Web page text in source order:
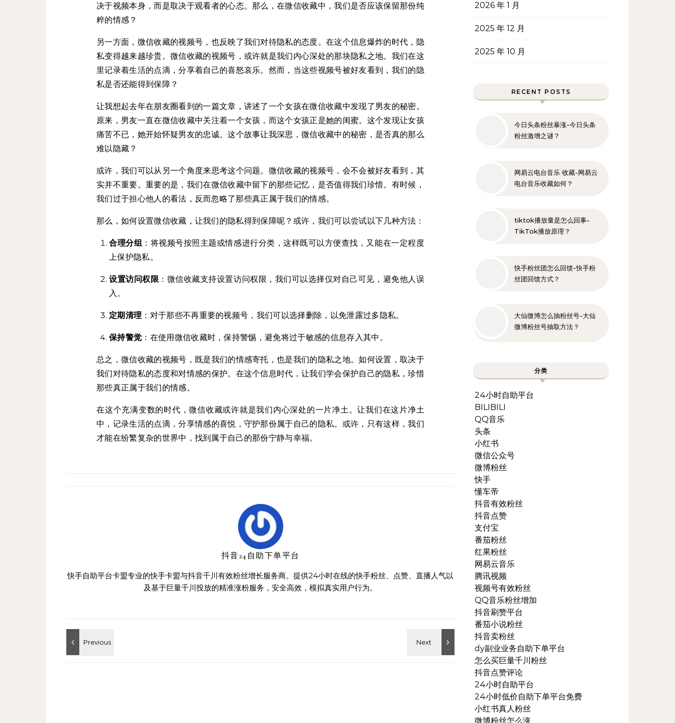
决于视频本身，而是取决于观看者的心态。那么，在微信收藏中，我们是否应该保留那份纯
粹的情感？
另一方面，微信收藏的视频号，也反映了我们对待隐私的态度。在这个信息爆炸的时代，隐
私变得越来越珍贵。微信收藏的视频号，或许就是我们内心深处的那块隐私之地。我们在这
里记录着生活的点滴，分享着自己的喜怒哀乐。然而，当这些视频号被好友看到，我们的隐
私是否还能得到保障？
让我想起去年在朋友圈看到的一篇文章，讲述了一个女孩在微信收藏中发现了男友的秘密。
原来，男友一直在微信收藏中关注着一个女孩，而这个女孩正是她的闺蜜。这个发现让女孩
痛苦不已，她开始怀疑男友的忠诚。这个故事让我深思，微信收藏中的秘密，是否真的那么
难以隐藏？
或许，我们可以从另一个角度来思考这个问题。微信收藏的视频号，会不会被好友看到，其
实并不重要。重要的是，我们在微信收藏中留下的那些记忆，是否值得我们珍惜。有时候，
我们过于担心他人的看法，反而忽略了那些真正属于我们的情感。
那么，如何设置微信收藏，让我们的隐私得到保障呢？或许，我们可以尝试以下几种方法：
合理分组 ：将视频号按照主题或情感进行分类，这样既可以方便查找，又能在一定程度
上保护隐私。
设置访问权限 ：微信收藏支持设置访问权限，我们可以选择仅对自己可见，避免他人误
入。
定期清理 ：对于那些不再重要的视频号，我们可以选择删除，以免泄露过多隐私。
保持警觉：在使用微信收藏时，保持警惕，避免将过于敏感的信息存入其中。
总之，微信收藏的视频号，既是我们的情感寄托，也是我们的隐私之地。如何设置，取决于
我们对待隐私的态度和对情感的保护。在这个信息时代，让我们学会保护自己的隐私，珍惜
那些真正属于我们的情感。
在这个充满变数的时代，微信收藏或许就是我们内心深处的一片净土。让我们在这片净土
中，记录生活的点滴，分享情感的喜悦，守护那份属于自己的隐私。或许，只有这样，我们
才能在纷繁复杂的世界中，找到属于自己的那份宁静与幸福。
抖音24自助下单平台
快手自助平台卡盟专业的快手卡盟与抖音千川有效粉丝增长服务商。提供24小时在线的快手粉丝、点赞、直播人气以
及基于巨量千川投放的精准涨粉服务，安全高效，模拟真实用户行为。
2026 年 1 月
2025 年 12 月
2025 年 10 月
RECENT POSTS
今日头条粉丝暴涨-今日头条
粉丝激增之谜？
网易云电台音乐 收藏-网易云
电台音乐收藏如何？
tiktok播放量是怎么回事-
TikTok播放原理？
快手粉丝团怎么回馈-快手粉
丝团回馈方式？
大仙微博怎么抽粉丝号-大仙
微博粉丝号抽取方法？
分类
24小时自助平台
BILIBILI
QQ音乐
头条
小红书
微信公众号
微博粉丝
快手
懂车帝
抖音有效粉丝
抖音点赞
支付宝
番茄粉丝
红果粉丝
网易云音乐
腾讯视频
视频号有效粉丝
QQ音乐粉丝增加
抖音刷赞平台
番茄小说粉丝
抖音卖粉丝
dy副业业务自助下单平台
怎么买巨量千川粉丝
抖音点赞评论
24小时自助平台
24小时低价自助下单平台免费
小红书真人粉丝
微博粉丝怎么涨